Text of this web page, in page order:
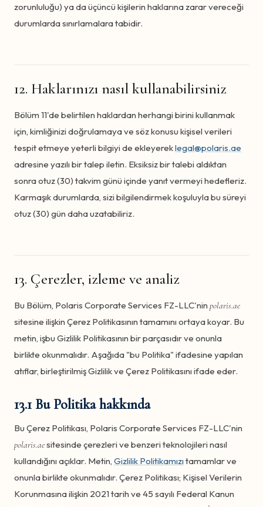
zorunluluğu) ya da üçüncü kişilerin haklarına zarar vereceği
durumlarda sınırlamalara tabidir.
12. Haklarınızı nasıl kullanabilirsiniz
Bölüm 11'de belirtilen haklardan herhangi birini kullanmak
için, kimliğinizi doğrulamaya ve söz konusu kişisel verileri
tespit etmeye yeterli bilgiyi de ekleyereklegal@polaris.ae
adresine yazılı bir talep iletin. Eksiksiz bir talebi aldıktan
sonra otuz (30) takvim günü içinde yanıt vermeyi hedefleriz.
Karmaşık durumlarda, sizi bilgilendirmek koşuluyla bu süreyi
otuz (30) gün daha uzatabiliriz.
13. Çerezler, izleme ve analiz
Bu Bölüm, Polaris Corporate Services FZ-LLC'nin polaris.ae
sitesine ilişkin Çerez Politikasının tamamını ortaya koyar. Bu
metin, işbu Gizlilik Politikasının bir parçasıdır ve onunla
birlikte okunmalıdır. Aşağıda "bu Politika" ifadesine yapılan
atıflar, birleştirilmiş Gizlilik ve Çerez Politikasını ifade eder.
13.1 Bu Politika hakkında
Bu Çerez Politikası, Polaris Corporate Services FZ-LLC'nin
polaris.aesitesinde çerezleri ve benzeri teknolojileri nasıl
kullandığını açıklar. Metin, Gizlilik Politikamızıtamamlar ve
onunla birlikte okunmalıdır. Çerez Politikası; Kişisel Verilerin
Korunmasına ilişkin 2021 tarih ve 45 sayılı Federal Kanun